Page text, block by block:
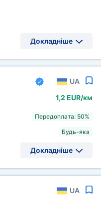
Докладніше
UA
1,2 EUR/км
Передоплата: 50%
Будь-яка
Докладніше
UA